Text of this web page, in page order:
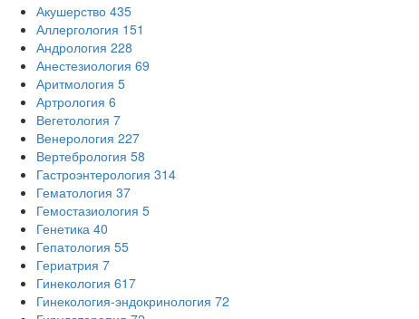
Акушерство 435
Аллергология 151
Андрология 228
Анестезиология 69
Аритмология 5
Артрология 6
Вегетология 7
Венерология 227
Вертебрология 58
Гастроэнтерология 314
Гематология 37
Гемостазиология 5
Генетика 40
Гепатология 55
Гериатрия 7
Гинекология 617
Гинекология-эндокринология 72